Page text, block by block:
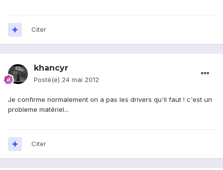
Citer
khancyr
Posté(e) 24 mai 2012
Je confirme normalement on a pas les drivers qu'il faut ! c'est un
probleme matériel...
Citer